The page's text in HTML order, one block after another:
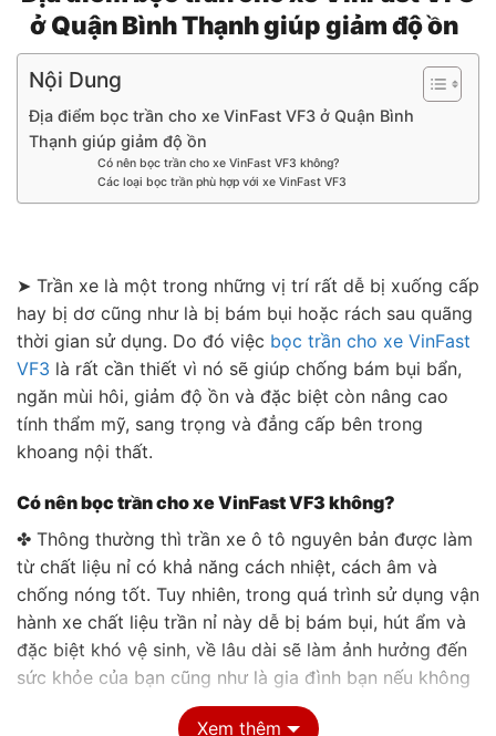
ở Quận Bình Thạnh giúp giảm độ ồn
Nội Dung
Địa điểm bọc trần cho xe VinFast VF3 ở Quận Bình
Thạnh giúp giảm độ ồn
Có nên bọc trần cho xe VinFast VF3 không?
Các loại bọc trần phù hợp với xe VinFast VF3
➤ Trần xe là một trong những vị trí rất dễ bị xuống cấp
hay bị dơ cũng như là bị bám bụi hoặc rách sau quãng
thời gian sử dụng. Do đó việc bọc trần cho xe VinFast
VF3 là rất cần thiết vì nó sẽ giúp chống bám bụi bẩn,
ngăn mùi hôi, giảm độ ồn và đặc biệt còn nâng cao
tính thẩm mỹ, sang trọng và đẳng cấp bên trong
khoang nội thất.
Có nên bọc trần cho xe VinFast VF3 không?
✤ Thông thường thì trần xe ô tô nguyên bản được làm
từ chất liệu nỉ có khả năng cách nhiệt, cách âm và
chống nóng tốt. Tuy nhiên, trong quá trình sử dụng vận
hành xe chất liệu trần nỉ này dễ bị bám bụi, hút ẩm và
đặc biệt khó vệ sinh, về lâu dài sẽ làm ảnh hưởng đến
sức khỏe của bạn cũng như là gia đình bạn nếu không
thường xuyên làm sạch đúng cách.
Xem thêm